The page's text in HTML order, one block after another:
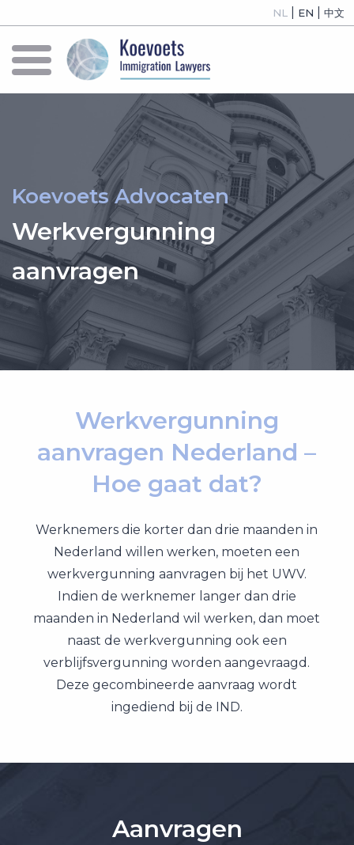
NL EN 中文
Koevoets Advocaten
Werkvergunning
aanvragen
Werkvergunning
aanvragen Nederland –
Hoe gaat dat?
Werknemers die korter dan drie maanden in
Nederland willen werken, moeten een
werkvergunning aanvragen bij het UWV.
Indien de werknemer langer dan drie
maanden in Nederland wil werken, dan moet
naast de werkvergunning ook een
verblijfsvergunning worden aangevraagd.
Deze gecombineerde aanvraag wordt
ingediend bij de IND.
Aanvragen